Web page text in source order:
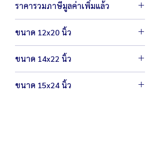
ราคารวมภาษีมูลค่าเพิ่มแล้ว
ขนาด 12x20 นิ้ว
น้ำหนัก
แผ่นเหล็กขนาด 12 x 20 นิ้ว หนา 8 มิล
ขนาดช่องหน้าเตา 7.5X8.5 ซม. แบ่งได้ 24
ขนาด 14x22 นิ้ว
น้ำหนัก
ขนาด 15x24 นิ้ว